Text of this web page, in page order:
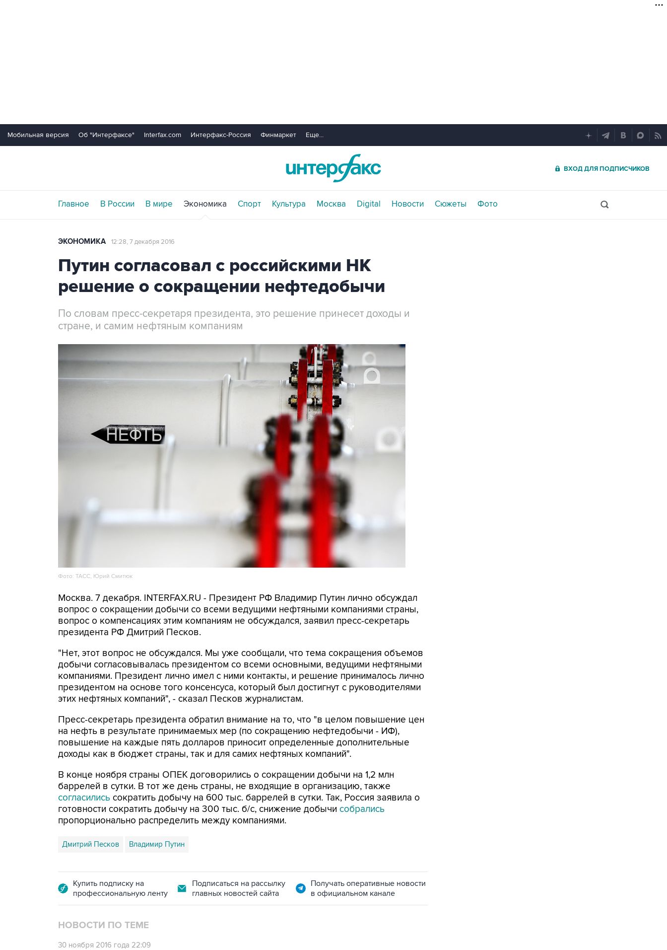
Мобильная версия Об "Интерфаксе" Interfax.com Интерфакс-Россия Финмаркет Еще...
ВХОД ДЛЯ ПОДПИСЧИКОВ
Главное В России В мире Экономика Спорт Культура Москва Digital Новости Сюжеты Фото
ЭКОНОМИКА 12:28, 7 декабря 2016
Путин согласовал с российскими НК
решение о сокращении нефтедобычи
По словам пресс-секретаря президента, это решение принесет доходы и
стране, и самим нефтяным компаниям
Фото: ТАСС, Юрий Смитюк
Москва. 7 декабря. INTERFAX.RU - Президент РФ Владимир Путин лично обсуждал
вопрос о сокращении добычи со всеми ведущими нефтяными компаниями страны,
вопрос о компенсациях этим компаниям не обсуждался, заявил пресс-секретарь
президента РФ Дмитрий Песков.
"Нет, этот вопрос не обсуждался. Мы уже сообщали, что тема сокращения объемов
добычи согласовывалась президентом со всеми основными, ведущими нефтяными
компаниями. Президент лично имел с ними контакты, и решение принималось лично
президентом на основе того консенсуса, который был достигнут с руководителями
этих нефтяных компаний", - сказал Песков журналистам.
Пресс-секретарь президента обратил внимание на то, что "в целом повышение цен
на нефть в результате принимаемых мер (по сокращению нефтедобычи - ИФ),
повышение на каждые пять долларов приносит определенные дополнительные
доходы как в бюджет страны, так и для самих нефтяных компаний".
В конце ноября страны ОПЕК договорились о сокращении добычи на 1,2 млн
баррелей в сутки. В тот же день страны, не входящие в организацию, также
согласились сократить добычу на 600 тыс. баррелей в сутки. Так, Россия заявила о
готовности сократить добычу на 300 тыс. б/с, снижение добычи собрались
пропорционально распределить между компаниями.
Дмитрий Песков Владимир Путин
Купить подписку на
профессиональную ленту
Подписаться на рассылку
главных новостей сайта
Получать оперативные новости
в официальном канале
НОВОСТИ ПО ТЕМЕ
30 ноября 2016 года 22:09